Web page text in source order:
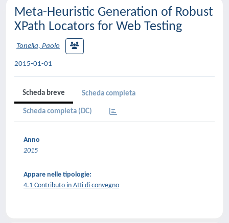
Meta-Heuristic Generation of Robust
XPath Locators for Web Testing
Tonella, Paolo
2015-01-01
Scheda breve Scheda completa
Scheda completa (DC)
Anno
2015
Appare nelle tipologie:
4.1 Contributo in Atti di convegno